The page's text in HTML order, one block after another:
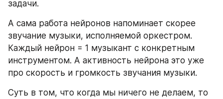
задачи.
А сама работа нейронов напоминает скорее
звучание музыки, исполняемой оркестром.
Каждый нейрон = 1 музыкант с конкретным
инструментом. А активность нейрона это уже
про скорость и громкость звучания музыки.
Суть в том, что когда мы ничего не делаем, то